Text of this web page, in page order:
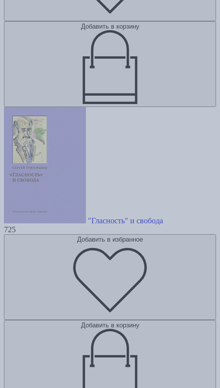
Добавить в корзину
"Гласность" и свобода
725
Добавить в избранное
Добавить в корзину